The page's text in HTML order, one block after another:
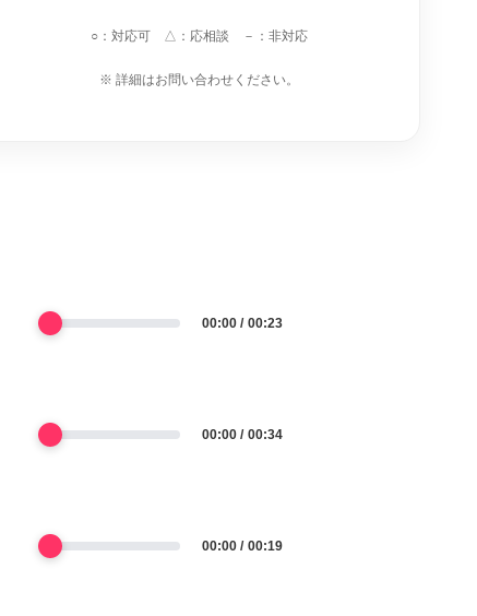
○：対応可 △：応相談 －：非対応
※ 詳細はお問い合わせください。
00:00 00:23
00:00 00:34
00:00 00:19